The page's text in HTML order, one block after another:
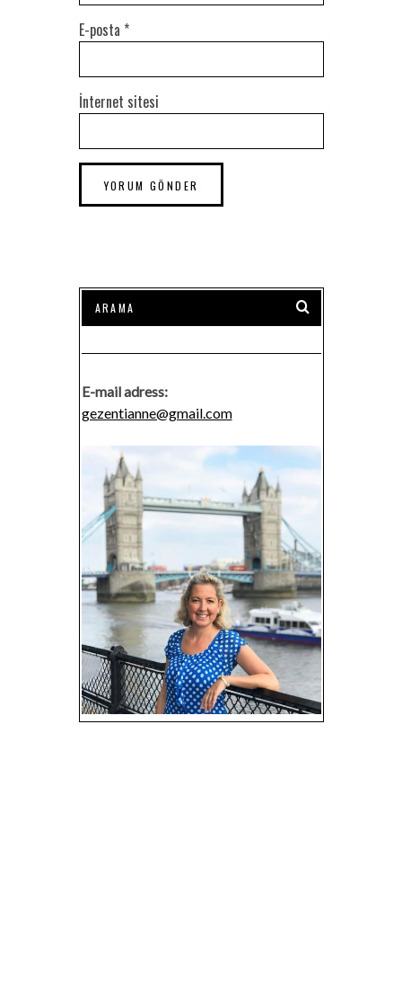
E-posta *
İnternet sitesi
E-mail adress:
gezentianne@gmail.com